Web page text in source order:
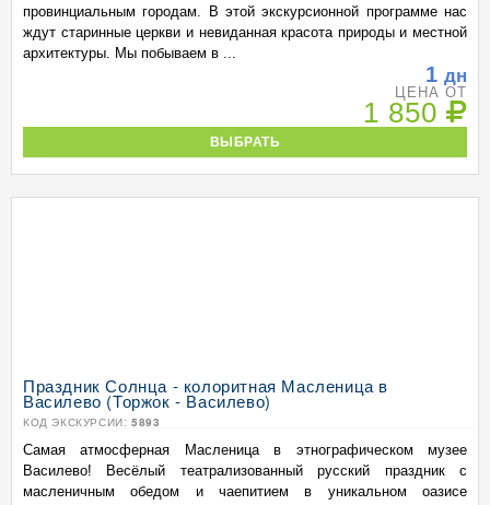
провинциальным городам. В этой экскурсионной программе нас
ждут старинные церкви и невиданная красота природы и местной
архитектуры. Мы побываем в ...
1 дн
ЦЕНА ОТ
1 850
ВЫБРАТЬ
Праздник Солнца - колоритная Масленица в
Василево (Торжок - Василево)
КОД ЭКСКУРСИИ: 5893
Самая атмосферная Масленица в этнографическом музее
Василево! Весёлый театрализованный русский праздник с
масленичным обедом и чаепитием в уникальном оазисе